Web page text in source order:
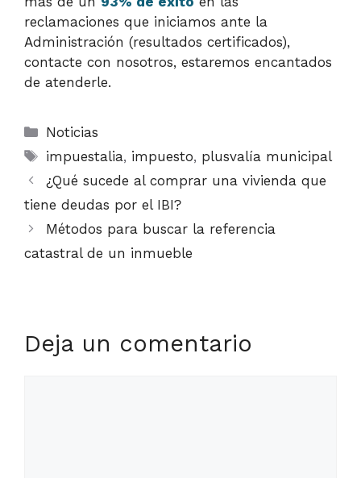
reclamaciones que iniciamos ante la
Administración (resultados certificados),
contacte con nosotros, estaremos encantados
de atenderle.
Categorías
Noticias
Etiquetas
impuestalia, impuesto, plusvalía municipal
¿Qué sucede al comprar una vivienda que
tiene deudas por el IBI?
Métodos para buscar la referencia
catastral de un inmueble
Deja un comentario